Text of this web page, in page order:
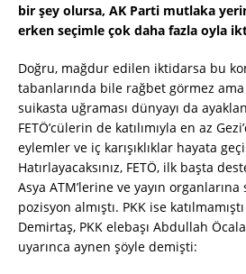
bir şey olursa, AK Parti mutlaka
erken seçimle çok daha fazla oyla
Doğru, mağdur edilen iktidarsa bu
tabanlarında bile rağbet görmez
suikasta uğraması dünyayı da
FETÖ’cülerin de katılımıyla en az
eylemler ve iç karışıklıklar hayata
Hatırlayacaksınız, FETÖ, ilk başta
Asya ATM’lerine ve yayın organlarına
pozisyon almıştı. PKK ise
Demirtaş, PKK elebaşı Abdullah
uyarınca aynen şöyle demişti: